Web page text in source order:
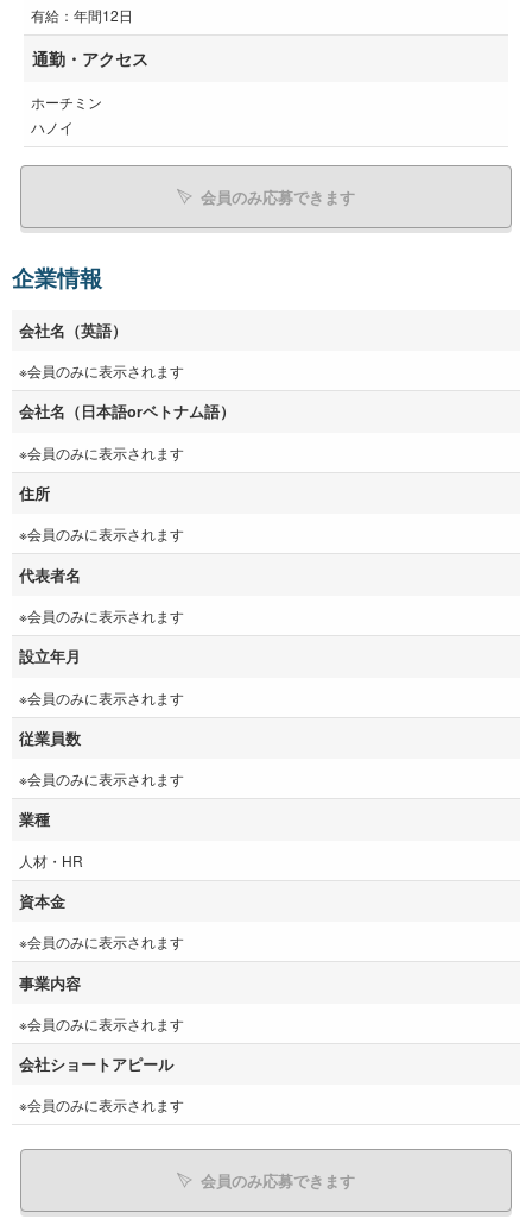
有給：年間12日
通勤・アクセス
ホーチミン
ハノイ
会員のみ応募できます
企業情報
会社名（英語）
※会員のみに表示されます
会社名（日本語orベトナム語）
※会員のみに表示されます
住所
※会員のみに表示されます
代表者名
※会員のみに表示されます
設立年月
※会員のみに表示されます
従業員数
※会員のみに表示されます
業種
人材・HR
資本金
※会員のみに表示されます
事業内容
※会員のみに表示されます
会社ショートアピール
※会員のみに表示されます
会員のみ応募できます